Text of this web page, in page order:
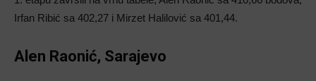
Irfan Ribić sa 402,27 i Mirzet Halilović sa 401,44.
Alen Raonić, Sarajevo